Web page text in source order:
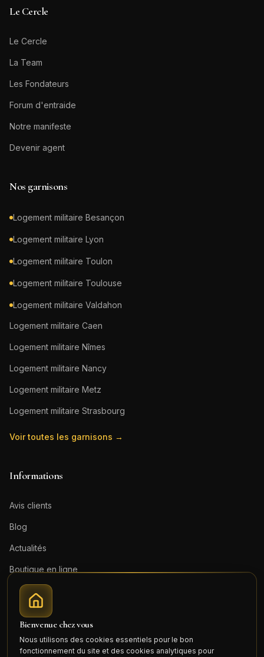
Le Cercle
Le Cercle
La Team
Les Fondateurs
Forum d'entraide
Notre manifeste
Devenir agent
Nos garnisons
Logement militaire Besançon
Logement militaire Lyon
Logement militaire Toulon
Logement militaire Toulouse
Logement militaire Valdahon
Logement militaire Caen
Logement militaire Nîmes
Logement militaire Nancy
Logement militaire Metz
Logement militaire Strasbourg
Voir toutes les garnisons →
Informations
Avis clients
Blog
Actualités
Boutique en ligne
Contact
Mentions légales
Bienvenue chez vous
Nous utilisons des cookies essentiels pour le bon
fonctionnement du site et des cookies analytiques pour